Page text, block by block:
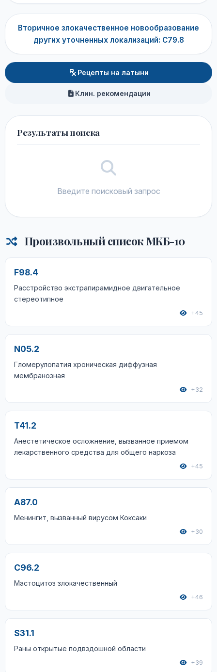
Вторичное злокачественное новообразование
других уточненных локализаций: C79.8
Рецепты на латыни
Клин. рекомендации
Результаты поиска
Введите поисковый запрос
Произвольный список МКБ-10
F98.4
Расстройство экстрапирамидное двигательное
стереотипное
+45
N05.2
Гломерулопатия хроническая диффузная
мембранозная
+32
T41.2
Анестетическое осложнение, вызванное приемом
лекарственного средства для общего наркоза
+45
A87.0
Менингит, вызванный вирусом Коксаки
+30
C96.2
Мастоцитоз злокачественный
+46
S31.1
Раны открытые подвздошной области
+39